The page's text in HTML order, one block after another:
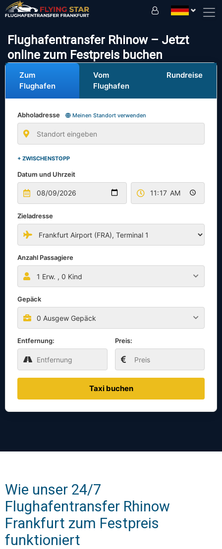
Flughafentransfer Rhinow – Jetzt
online zum Festpreis buchen
Zum
Flughafen
Vom
Flughafen
Rundreise
Abholadresse Meinen Standort verwenden
+ ZWISCHENSTOPP
Datum und Uhrzeit
Zieladresse
Anzahl Passagiere
1 Erw. , 0 Kind
Gepäck
0 Ausgew Gepäck
Entfernung: Preis:
Taxi buchen
Wie unser 24/7
Flughafentransfer Rhinow
Frankfurt zum Festpreis
funktioniert